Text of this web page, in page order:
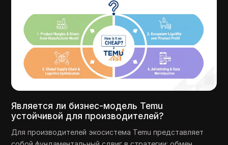
Является ли бизнес-модель Temu
устойчивой для производителей?
Для производителей экосистема Temu представляет